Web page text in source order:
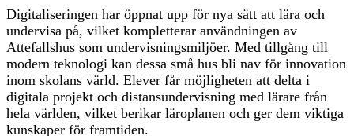
Digitaliseringen har öppnat upp för nya sätt att lära och
undervisa på, vilket kompletterar användningen av
Attefallshus som undervisningsmiljöer. Med tillgång till
modern teknologi kan dessa små hus bli nav för innovation
inom skolans värld. Elever får möjligheten att delta i
digitala projekt och distansundervisning med lärare från
hela världen, vilket berikar läroplanen och ger dem viktiga
kunskaper för framtiden.